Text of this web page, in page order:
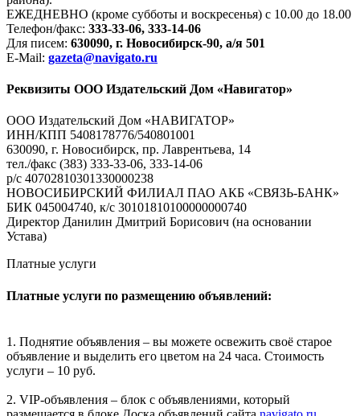
ЕЖЕДНЕВНО (кроме субботы и воскресенья) с 10.00 до 18.00
Телефон/факс: 333-33-06, 333-14-06
Для писем: 630090, г. Новосибирск-90, а/я 501
E-Mail: gazeta@navigato.ru
Реквизиты ООО Издательский Дом «Навигатор»
ООО Издательский Дом «НАВИГАТОР»
ИНН/КПП 5408178776/540801001
630090, г. Новосибирск, пр. Лаврентьева, 14
тел./факс (383) 333-33-06, 333-14-06
р/с 40702810301330000238
НОВОСИБИРСКИЙ ФИЛИАЛ ПАО АКБ «СВЯЗЬ-БАНК»
БИК 045004740, к/с 30101810100000000740
Директор Данилин Дмитрий Борисович (на основании
Устава)
Платные услуги
Платные услуги по размещению объявлений:
1. Поднятие объявления – вы можете освежить своё старое
объявление и выделить его цветом на 24 часа. Стоимость
услуги – 10 руб.
2. VIP-объявления – блок с объявлениями, который